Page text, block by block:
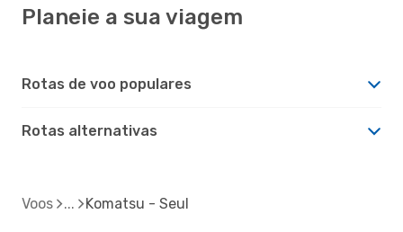
Planeie a sua viagem
Rotas de voo populares
Rotas alternativas
Voos Komatsu - Seul